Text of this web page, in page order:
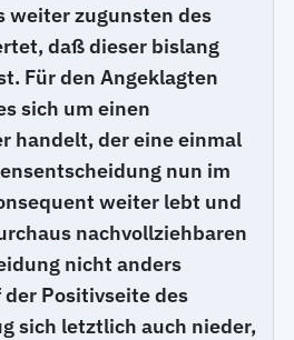
weiter zugunsten des
daß dieser bislang
Für den Angeklagten
sich um einen
handelt, der eine einmal
nun im
weiter lebt und
nachvollziehbaren
nicht anders
Positivseite des
sich letztlich auch nieder,